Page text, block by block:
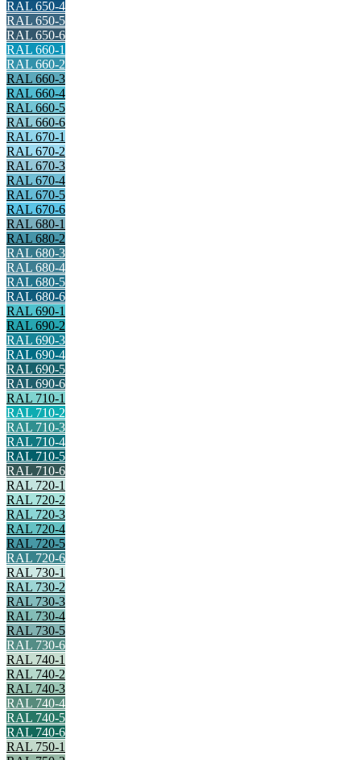
RAL 650-4
RAL 650-5
RAL 650-6
RAL 660-1
RAL 660-2
RAL 660-3
RAL 660-4
RAL 660-5
RAL 660-6
RAL 670-1
RAL 670-2
RAL 670-3
RAL 670-4
RAL 670-5
RAL 670-6
RAL 680-1
RAL 680-2
RAL 680-3
RAL 680-4
RAL 680-5
RAL 680-6
RAL 690-1
RAL 690-2
RAL 690-3
RAL 690-4
RAL 690-5
RAL 690-6
RAL 710-1
RAL 710-2
RAL 710-3
RAL 710-4
RAL 710-5
RAL 710-6
RAL 720-1
RAL 720-2
RAL 720-3
RAL 720-4
RAL 720-5
RAL 720-6
RAL 730-1
RAL 730-2
RAL 730-3
RAL 730-4
RAL 730-5
RAL 730-6
RAL 740-1
RAL 740-2
RAL 740-3
RAL 740-4
RAL 740-5
RAL 740-6
RAL 750-1